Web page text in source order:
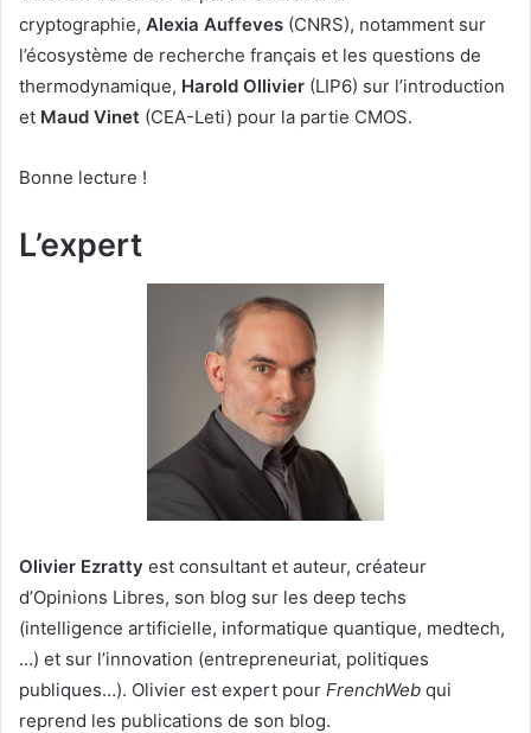
cryptographie, Alexia Auffeves (CNRS), notamment sur
l’écosystème de recherche français et les questions de
thermodynamique, Harold Ollivier (LIP6) sur l’introduction
et Maud Vinet (CEA-Leti) pour la partie CMOS.
Bonne lecture !
L’expert
Olivier Ezratty est consultant et auteur, créateur
d’Opinions Libres, son blog sur les deep techs
(intelligence artificielle, informatique quantique, medtech,
…) et sur l’innovation (entrepreneuriat, politiques
publiques…). Olivier est expert pour FrenchWeb qui
reprend les publications de son blog.